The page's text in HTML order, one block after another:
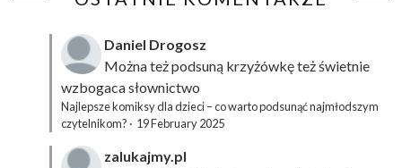
Daniel Drogosz
Można też podsuną krzyżówkęteż świetnie
wzbogaca słownictwo
Najlepsze komiksy dla dzieci – co warto podsunąć najmłodszym
czytelnikom? · 19 February 2025
zalukajmy.pl